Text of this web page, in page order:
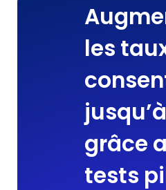
les
grâce
tests